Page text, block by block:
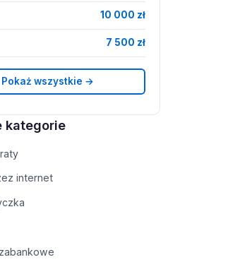
10 000 zł
7 500 zł
Pokaż wszystkie →
kategorie
internet